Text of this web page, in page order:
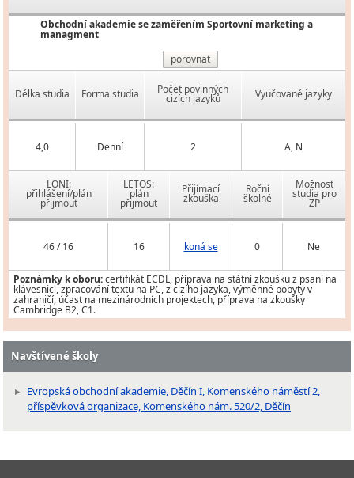
Obchodní akademie se zaměřením Sportovní marketing a
managment
porovnat
Délka studia Forma studia Počet povinných
cizích jazyků Vyučované jazyky
4,0 Denní 2 A, N
LONI:
přihlášení/plán
přijmout
LETOS:
plán
přijmout
Přijímací
zkouška
Roční
školné
Možnost
studia pro
ZP
46 / 16 16 koná se 0 Ne
Poznámky k oboru:certifikát ECDL, příprava na státní zkoušku z psaní na
klávesnici, zpracování textu na PC, z cizího jazyka, výměnné pobyty v
zahraničí, účast na mezinárodních projektech, příprava na zkoušky
Cambridge B2, C1.
Navštívené školy
Evropská obchodní akademie, Děčín I, Komenského náměstí 2,
příspěvková organizace, Komenského nám. 520/2, Děčín